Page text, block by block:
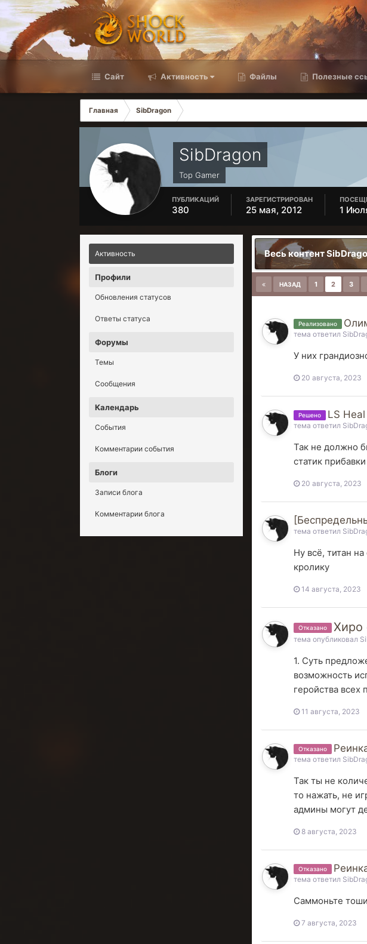
Сайт Активность Файлы Полезные
Главная SibDragon
SibDragon
Top Gamer
ПУБЛИКАЦИЙ
380
ЗАРЕГИСТРИРОВАН
25 мая, 2012 1
Активность
Профили
Обновления статусов
Ответы статуса
Форумы
Темы
Сообщения
Календарь
События
Комментарии события
Блоги
Записи блога
Комментарии блога
Весь контент
НАЗАД 1 2 3
Реализовано
тема ответил
У них
20 августа, 2023
Решено LS
тема ответил
Так не должно
статик
20 августа, 2023
тема ответил
Ну всё, титан
кролику
14 августа, 2023
Отказано Хиро
тема опубликовал
1. Суть
возможность
геройства всех
11 августа, 2023
Отказано
тема ответил
Так ты не
то нажать, не
админы могут
8 августа, 2023
Отказано
тема ответил
Саммоньте
7 августа, 2023